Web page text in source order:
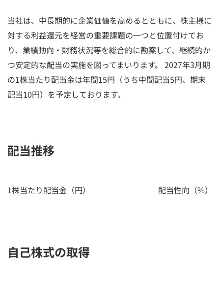
当社は、中長期的に企業価値を高めるとともに、株主様に
対する利益還元を経営の重要課題の一つと位置付けてお
り、業績動向・財務状況等を総合的に勘案して、継続的か
つ安定的な配当の実施を図ってまいります。 2027年3月期
の1株当たり配当金は年間15円（うち中間配当5円、期末
配当10円）を予定しております。
配当推移
1株当たり配当金（円） 配当性向（%）
自己株式の取得